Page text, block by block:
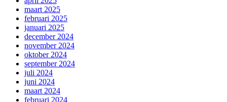
maart 2025
februari 2025
januari 2025
december 2024
november 2024
oktober 2024
september 2024
juli 2024
juni 2024
maart 2024
februari 2024